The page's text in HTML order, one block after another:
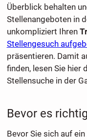
Überblick behalten
Stellenangeboten in
unkompliziert Ihren
Stellengesuch
präsentieren. Damit
finden, lesen Sie
Stellensuche in der
Bevor es
Bevor Sie sich auf